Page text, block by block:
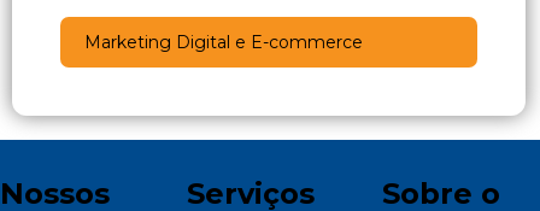
Marketing Digital e E-commerce
Nossos
Serviços
Sobre o